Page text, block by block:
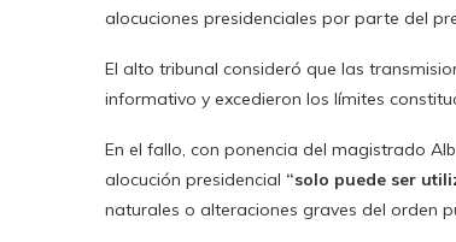
alocuciones presidenciales por parte del
El alto tribunal consideró que las
informativo y excedieron los límites
En el fallo, con ponencia del magistrado
alocución presidencial “solo puede ser
naturales o alteraciones graves del orden